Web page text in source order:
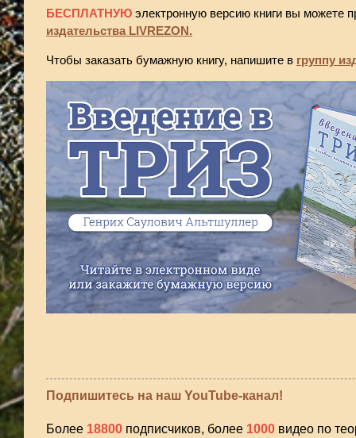
БЕСПЛАТНУЮ электронную версию книги вы можете
издательства LIVREZON.
Чтобы заказать бумажную книгу, напишите в группу
Подпишитесь на наш YouTube-канал!
Более 18800 подписчиков, более 1000 видео по